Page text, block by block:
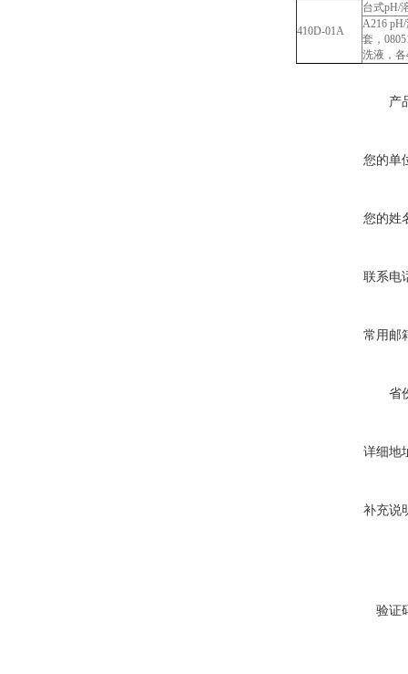
410D-01A
台式pH/
A216 pH/
套，
洗液，各
产
您的单
您的姓
联系电
常用邮
省
详细地
补充说
验证